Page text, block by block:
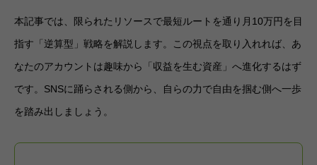
本記事では、限られたリソースで最短ルートを通り月10万円を目
指す「逆算型」戦略を解説します。この視点を取り入れれば、あ
なたのアカウントは趣味から「収益を生む資産」へ進化するはず
です。SNSに踊らされる側から、自らの力で自由を掴む側へ一歩
を踏み出しましょう。